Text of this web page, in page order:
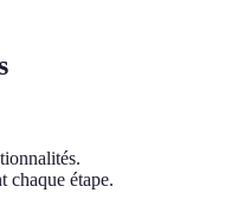
chaque étape.